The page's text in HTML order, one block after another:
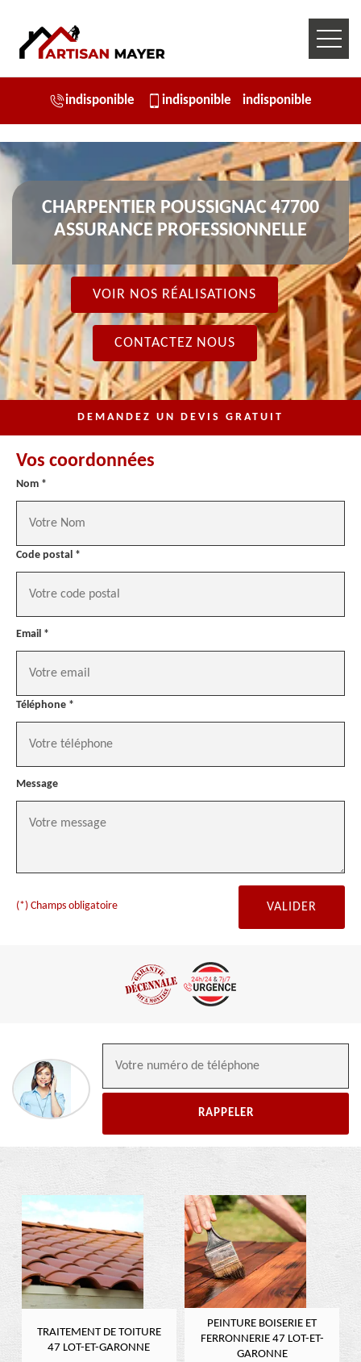
indisponible indisponible indisponible
CHARPENTIER POUSSIGNAC 47700
ASSURANCE PROFESSIONNELLE
VOIR NOS RÉALISATIONS
CONTACTEZ NOUS
DEMANDEZ UN DEVIS GRATUIT
Vos coordonnées
Nom *
Code postal *
Email *
Téléphone *
Message
(*) Champs obligatoire
TRAITEMENT DE TOITURE
47 LOT-ET-GARONNE
PEINTURE BOISERIE ET
FERRONNERIE 47 LOT-ET-
GARONNE